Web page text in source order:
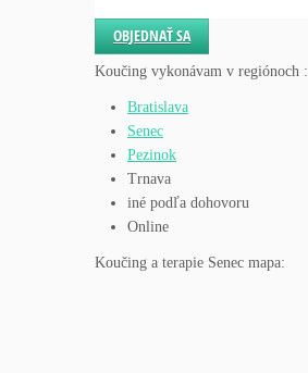
OBJEDNAŤ SA
Koučing vykonávam v regiónoch :
Bratislava
Senec
Pezinok
Trnava
iné podľa dohovoru
Online
Koučing a terapie Senec mapa: